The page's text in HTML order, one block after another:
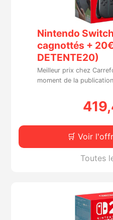
Nintendo
cagnottés +
DETENTE20)
Meilleur prix chez
moment de la publication
🛒 Voir
Toutes